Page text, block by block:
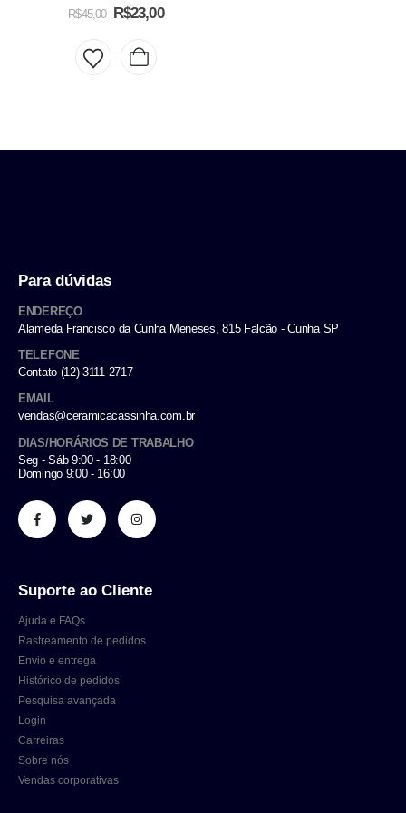
out of 5
R$45,00 R$23,00
Para dúvidas
ENDEREÇO
Alameda Francisco da Cunha Meneses, 815 Falcão - Cunha SP
TELEFONE
Contato (12) 3111-2717
EMAIL
vendas@ceramicacassinha.com.br
DIAS/HORÁRIOS DE TRABALHO
Seg - Sáb 9:00 - 18:00
Domingo 9:00 - 16:00
Suporte ao Cliente
Ajuda e FAQs
Rastreamento de pedidos
Envio e entrega
Histórico de pedidos
Pesquisa avançada
Login
Carreiras
Sobre nós
Vendas corporativas